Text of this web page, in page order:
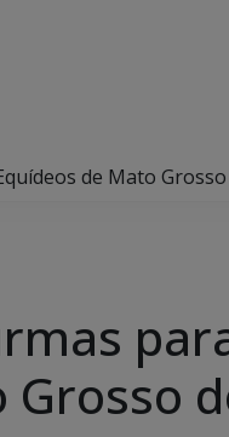
de Mato Grosso